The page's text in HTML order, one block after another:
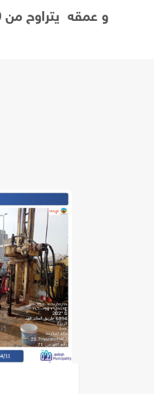
و عمقه يتراوح من 30 إلى 50 متر. يشتمل المشروع على أعمال كهروميكانيكية.